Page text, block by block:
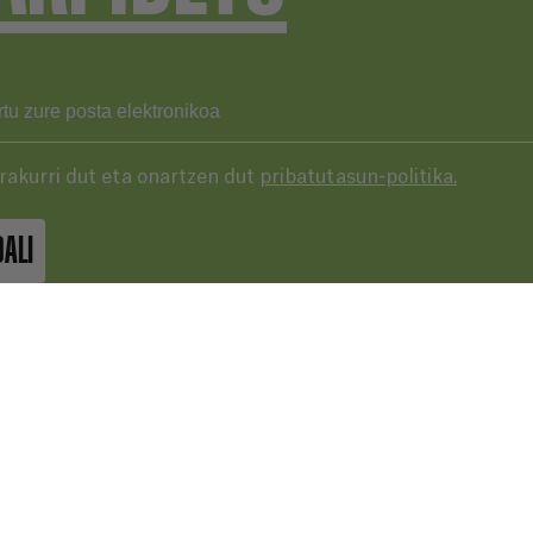
Irakurri dut eta onartzen dut pribatutasun-politika.